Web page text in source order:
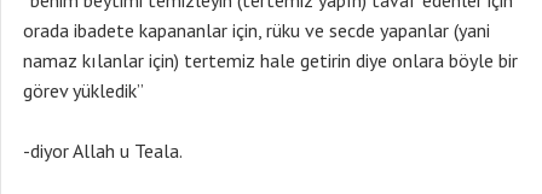
orada ibadete kapananlar için, rüku ve secde yapanlar (yani
namaz kılanlar için) tertemiz hale getirin diye onlara böyle bir
görev yükledik’’
-diyor Allah u Teala.